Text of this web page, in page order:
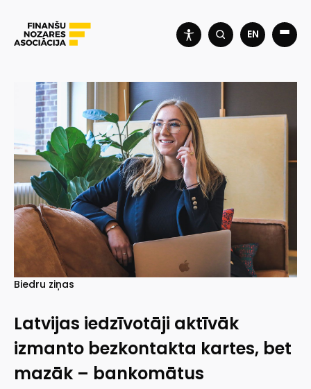
EN
Biedru ziņas
Latvijas iedzīvotāji aktīvāk
izmanto bezkontakta kartes, bet
mazāk – bankomātus